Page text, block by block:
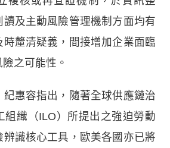
讀及主動風險管理機制方面均有
時釐清疑義，間接增加企業面臨
之可能性。
紀惠容指出，隨著全球供應鏈治
組織（ILO）所提出之強迫勞動
識核心工具，歐美各國亦已將